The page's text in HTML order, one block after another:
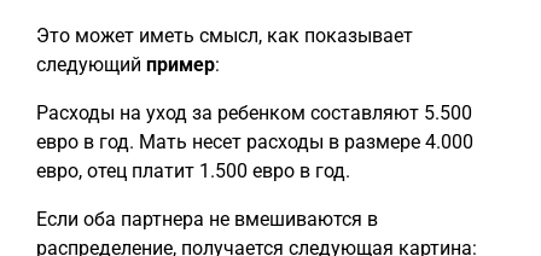
Это может иметь смысл, как показывает
следующий пример:
Расходы на уход за ребенком составляют 5.500
евро в год. Мать несет расходы в размере 4.000
евро, отец платит 1.500 евро в год.
Если оба партнера не вмешиваются в
распределение, получается следующая картина: